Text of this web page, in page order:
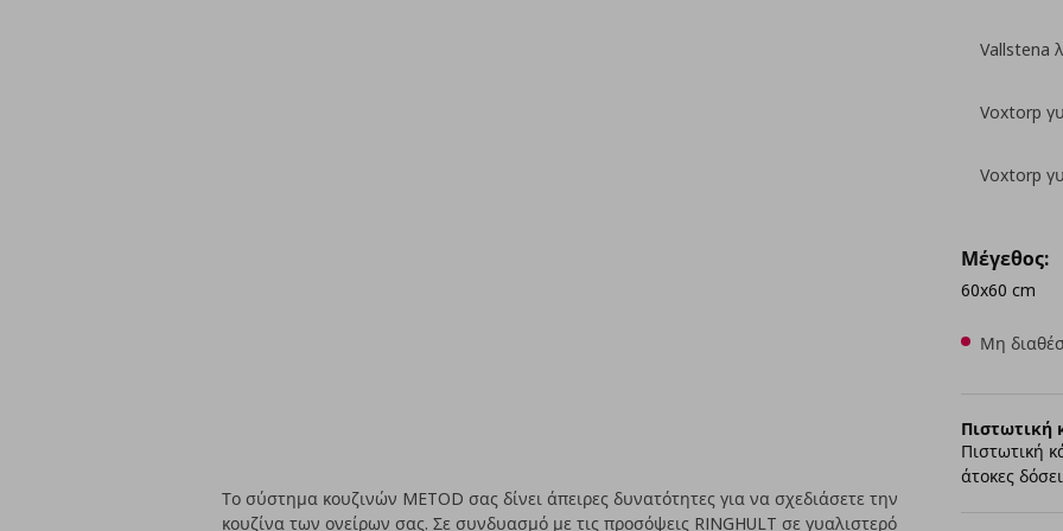
Vallstena
Voxtorp
Voxtorp
Μέγεθος:
60x60 cm
Μη
Πιστωτική
Πιστωτική
άτοκες
Το σύστημα κουζινών METOD σας δίνει άπειρες δυνατότητες για να σχεδιάσετε την
κουζίνα των ονείρων σας. Σε συνδυασμό με τις προσόψεις RINGHULT σε γυαλιστερό